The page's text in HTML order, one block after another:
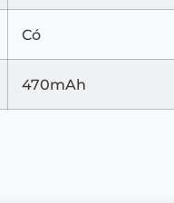
Có
470mAh